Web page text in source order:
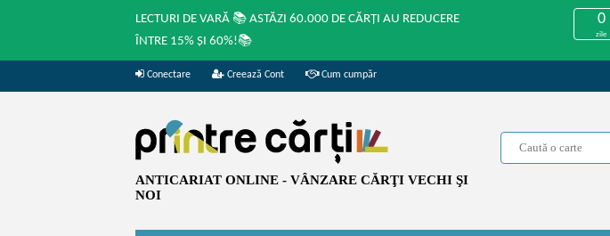
LECTURI DE VARĂ 📚 ASTĂZI 60.000 DE CĂRȚI AU REDUCERE
ÎNTRE 15% ȘI 60%!📚
0
zile
Conectare Creează Cont Cum cumpăr
ANTICARIAT ONLINE - VÂNZARE CĂRŢI VECHI ŞI
NOI